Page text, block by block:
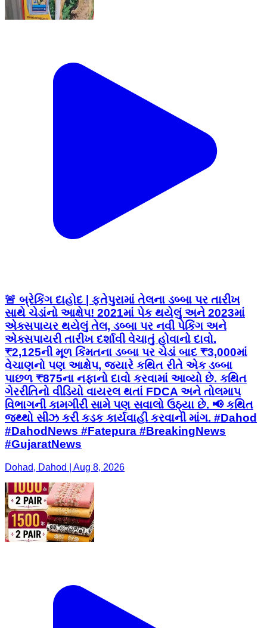
🚨 બ્રેકિંગ દાહોદ | ફતેપુરામાં તેલના ડબ્બા પર તારીખ
સાથે ચેડાંનો આક્ષેપ! 2021માં પેક થયેલું અને 2023માં
એક્સપાયર થયેલું તેલ, ડબ્બા પર નવી પેકિંગ અને
એક્સપાયરી તારીખ દર્શાવી વેચાતું હોવાનો દાવો.
₹2,125ની મૂળ કિંમતના ડબ્બા પર ચેડાં બાદ ₹3,000માં
વેચાણનો પણ આક્ષેપ, જ્યારે કથિત રીતે એક ડબ્બા
પાછળ ₹875ના નફાનો દાવો કરવામાં આવ્યો છે. કથિત
ગેરરીતિનો વીડિયો વાયરલ થતાં FDCA અને તોલમાપ
વિભાગની કામગીરી સામે પણ સવાલો ઉઠ્યા છે. 📢 કથિત
જથ્થો સીઝ કરી કડક કાર્યવાહી કરવાની માંગ. #Dahod
#DahodNews #Fatepura #BreakingNews
#GujaratNews
Dohad, Dahod | Aug 8, 2026